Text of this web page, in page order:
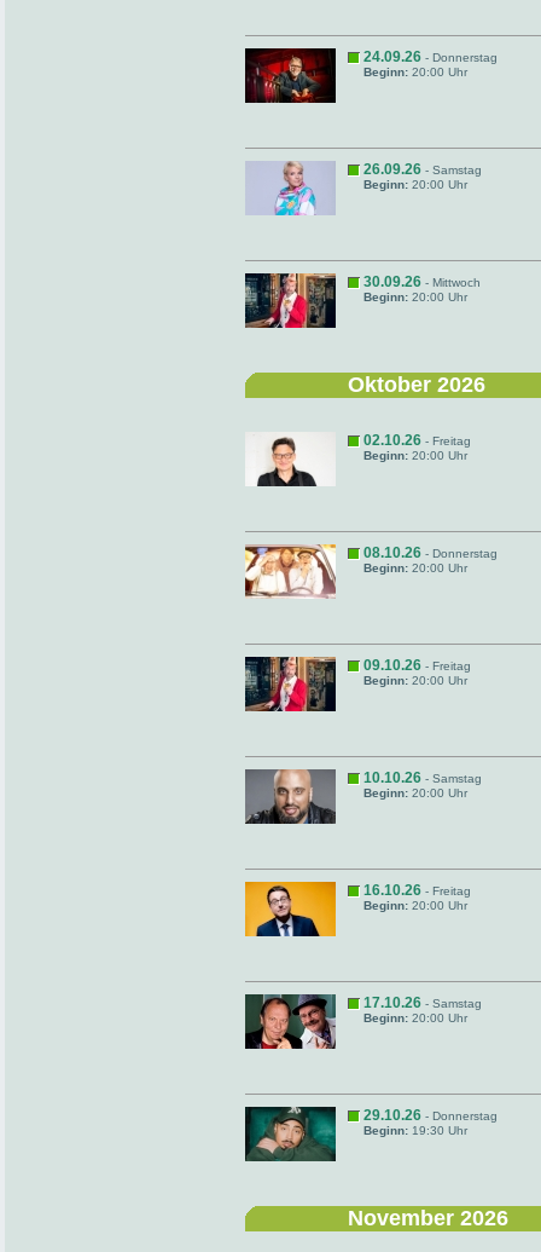
24.09.26 - Donnerstag
Beginn: 20:00 Uhr
26.09.26 - Samstag
Beginn: 20:00 Uhr
30.09.26 - Mittwoch
Beginn: 20:00 Uhr
Oktober 2026
02.10.26 - Freitag
Beginn: 20:00 Uhr
08.10.26 - Donnerstag
Beginn: 20:00 Uhr
09.10.26 - Freitag
Beginn: 20:00 Uhr
10.10.26 - Samstag
Beginn: 20:00 Uhr
16.10.26 - Freitag
Beginn: 20:00 Uhr
17.10.26 - Samstag
Beginn: 20:00 Uhr
29.10.26 - Donnerstag
Beginn: 19:30 Uhr
November 2026